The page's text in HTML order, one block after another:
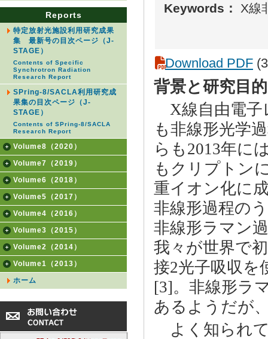
Reports
特定放射光施設利用研究成果
集 最新号の目次ページ（J-
STAGE）
Contents of Specific
Synchrotron Radiation
Research Report
SPring-8/SACLA利用研究成
果集の目次ページ（J-
STAGE）
Contents of SPring-8/SACLA
Research Report
Volume8（2020）
Volume7（2019）
Volume6（2018）
Volume5（2017）
Volume4（2016）
Volume3（2015）
Volume2（2014）
Volume1（2013）
ホーム
Keywords： X線
Download PDF
背景と研究目
X線自由電子
も非線形光学
らも2013年に
もクリプトン
重イオン化に
非線形過程の
非線形ラマン
我々が世界で
接2光子吸収を
[3]。非線形ラ
あるようだが
よく知られ